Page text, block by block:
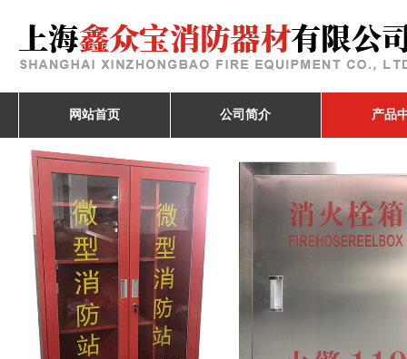
网站首页 公司简介 产品